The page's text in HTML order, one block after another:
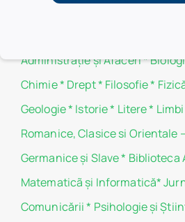
Administraţie şi Afaceri*
Chimie* Drept* Filosofie*
Geologie* Istorie* Litere*
Romanice, Clasice si Orientale –
Germanice şi Slave* Biblioteca
Matematicã și Informatică*
Comunicării * Psihologie şi